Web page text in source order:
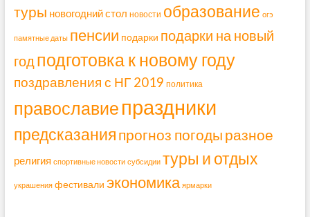
туры новогодний стол новости образование огэ
памятные даты пенсии подарки подарки на новый
год подготовка к новому году
поздравления с НГ 2019 политика
православие праздники
предсказанияпрогноз погоды разное
религия спортивные новости субсидии туры и отдых
украшения фестивали экономика ярмарки